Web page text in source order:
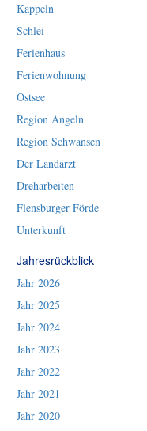
Kappeln
Schlei
Ferienhaus
Ferienwohnung
Ostsee
Region Angeln
Region Schwansen
Der Landarzt
Dreharbeiten
Flensburger Förde
Unterkunft
Jahresrückblick
Jahr 2026
Jahr 2025
Jahr 2024
Jahr 2023
Jahr 2022
Jahr 2021
Jahr 2020